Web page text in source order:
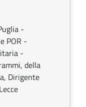
-
POR -
-
della
Dirigente